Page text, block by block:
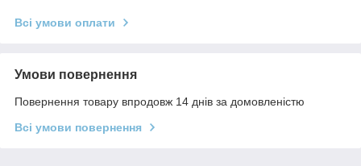
Всі умови оплати
Умови повернення
Повернення товару впродовж 14 днів за домовленістю
Всі умови повернення